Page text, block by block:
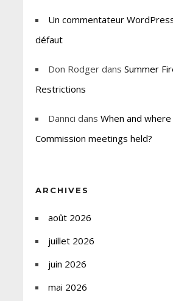
Un commentateur
défaut
Don Rodgerdans Summer
Restrictions
Dannci dans When and
Commission meetings held?
ARCHIVES
août 2026
juillet 2026
juin 2026
mai 2026